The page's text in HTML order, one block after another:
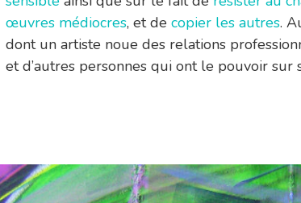
œuvres médiocres, et de copier les autres.
dont un artiste noue des relations
et d’autres personnes qui ont le pouvoir sur